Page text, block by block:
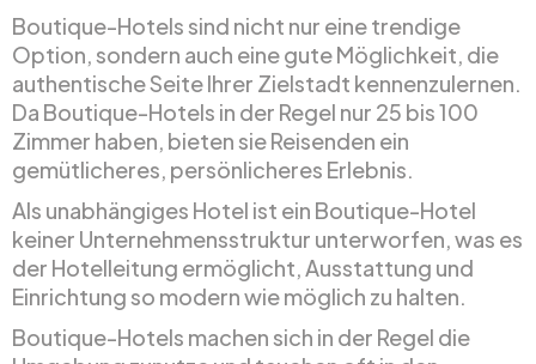
Boutique-Hotels sind nicht nur eine trendige
Option, sondern auch eine gute Möglichkeit, die
authentische Seite Ihrer Zielstadt kennenzulernen.
Da Boutique-Hotels in der Regel nur 25 bis 100
Zimmer haben, bieten sie Reisenden ein
gemütlicheres, persönlicheres Erlebnis.
Als unabhängiges Hotel ist ein Boutique-Hotel
keiner Unternehmensstruktur unterworfen, was es
der Hotelleitung ermöglicht, Ausstattung und
Einrichtung so modern wie möglich zu halten.
Boutique-Hotels machen sich in der Regel die